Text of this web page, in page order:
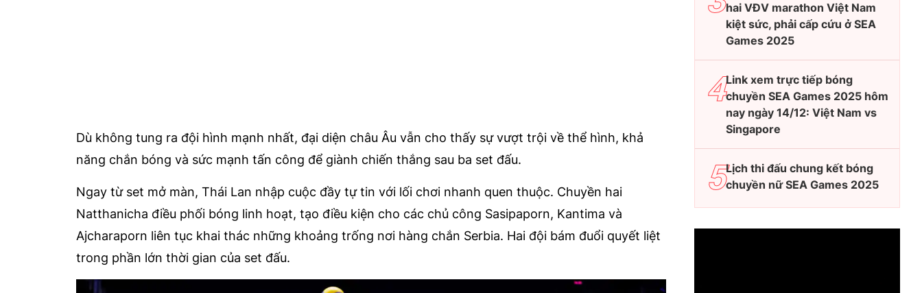
Dù không tung ra đội hình mạnh nhất, đại diện châu Âu vẫn cho thấy sự vượt trội về thể hình, khả
năng chắn bóng và sức mạnh tấn công để giành chiến thắng sau ba set đấu.
Ngay từ set mở màn, Thái Lan nhập cuộc đầy tự tin với lối chơi nhanh quen thuộc. Chuyền hai
Natthanicha điều phối bóng linh hoạt, tạo điều kiện cho các chủ công Sasipaporn, Kantima và
Ajcharaporn liên tục khai thác những khoảng trống nơi hàng chắn Serbia. Hai đội bám đuổi quyết liệt
trong phần lớn thời gian của set đấu.
hai VĐV marathon Việt Nam
kiệt sức, phải cấp cứu ở SEA
Games 2025
Link xem trực tiếp bóng
chuyền SEA Games 2025 hôm
nay ngày 14/12: Việt Nam vs
Singapore
Lịch thi đấu chung kết bóng
chuyền nữ SEA Games 2025